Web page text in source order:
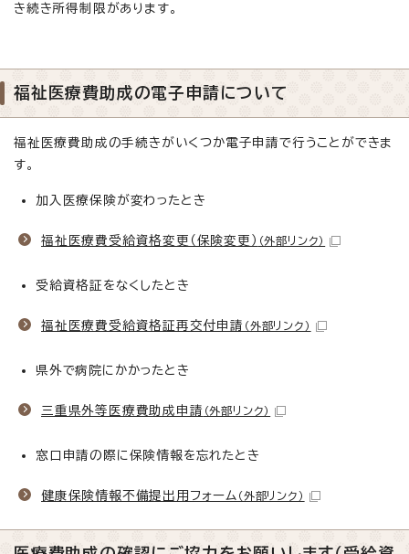
き続き所得制限があります。
福祉医療費助成の電子申請について
福祉医療費助成の手続きがいくつか電子申請で行うことができま
す。
加入医療保険が変わったとき
福祉医療費受給資格変更（保険変更） （外部リンク）
受給資格証をなくしたとき
福祉医療費受給資格証再交付申請 （外部リンク）
県外で病院にかかったとき
三重県外等医療費助成申請 （外部リンク）
窓口申請の際に保険情報を忘れたとき
健康保険情報不備提出用フォーム （外部リンク）